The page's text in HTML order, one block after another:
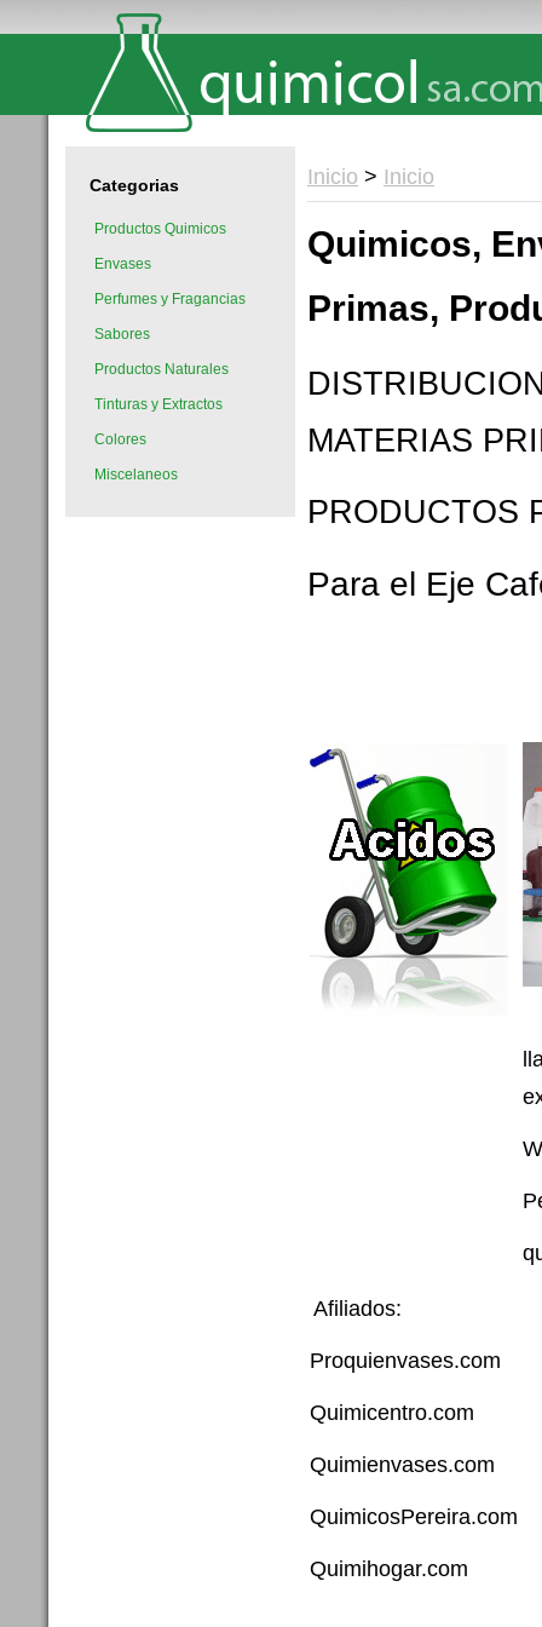
Categorias
Productos Quimicos
Envases
Perfumes y Fragancias
Sabores
Productos Naturales
Tinturas y Extractos
Colores
Miscelaneos
Inicio > Inicio
Quimicos,
Primas,
MATERIAS
PRODUCTOS
Para el Eje
Afiliados:
Proquienvases.com
Quimicentro.com
Quimienvases.com
QuimicosPereira.com
Quimihogar.com